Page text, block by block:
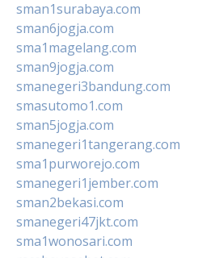
sman1surabaya.com
sman6jogja.com
sma1magelang.com
sman9jogja.com
smanegeri3bandung.com
smasutomo1.com
sman5jogja.com
smanegeri1tangerang.com
sma1purworejo.com
smanegeri1jember.com
sman2bekasi.com
smanegeri47jkt.com
sma1wonosari.com